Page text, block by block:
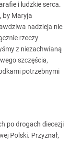
i ludzkie serca.
by Maryja
nadzieja nie
rzeczy
z niezachwianą
szczęścia,
potrzebnymi
po drogach diecezji
Polski. Przyznał,